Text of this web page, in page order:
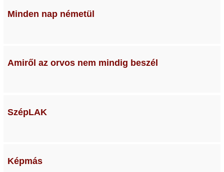
Minden nap németül
Amiről az orvos nem mindig beszél
SzépLAK
Képmás